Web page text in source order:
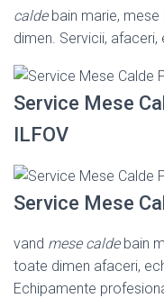
caldebain marie, mese
dimen. Servicii,
Service Mese
ILFOV
Service Mese
vand mese caldebain
toate dimen afaceri,
Echipamente